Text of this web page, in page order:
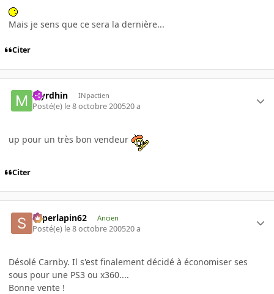
Mais je sens que ce sera la dernière...
Citer
Myrdhin INpactien
Posté(e) le 8 octobre 200520 a
up pour un très bon vendeur
Citer
superlapin62 Ancien
Posté(e) le 8 octobre 200520 a
Désolé Carnby. Il s'est finalement décidé à économiser ses
sous pour une PS3 ou x360....
Bonne vente !